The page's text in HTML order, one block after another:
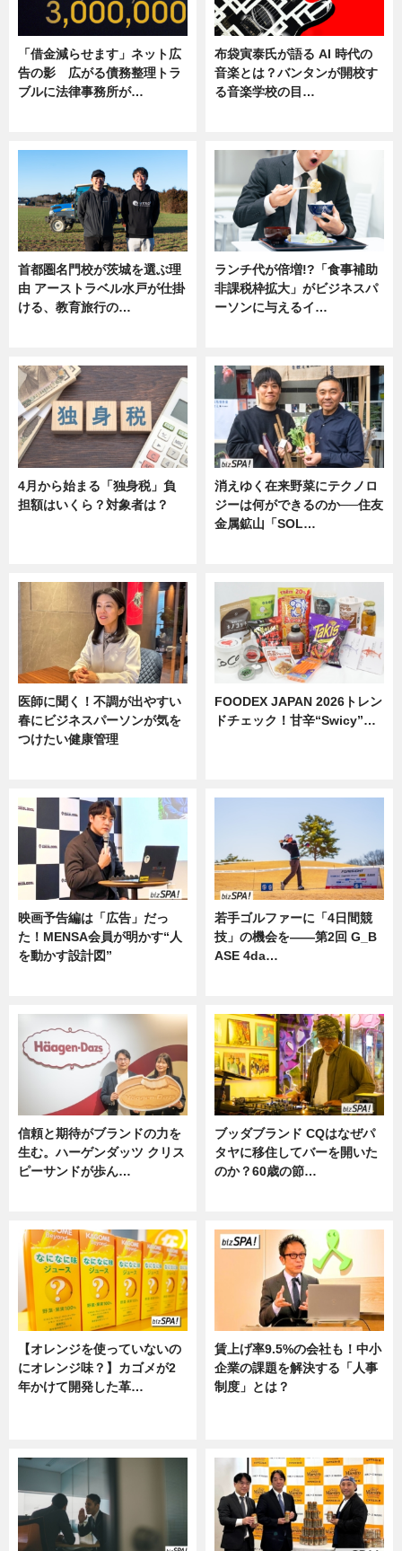
「借金減らせます」ネット広
告の影 広がる債務整理トラ
ブルに法律事務所が…
布袋寅泰氏が語る AI 時代の
音楽とは？バンタンが開校す
る音楽学校の目…
首都圏名門校が茨城を選ぶ理
由 アーストラベル水戸が仕掛
ける、教育旅行の…
ランチ代が倍増!?「食事補助
非課税枠拡大」がビジネスパ
ーソンに与えるイ…
4月から始まる「独身税」負
担額はいくら？対象者は？
消えゆく在来野菜にテクノロ
ジーは何ができるのか──住友
金属鉱山「SOL…
医師に聞く！不調が出やすい
春にビジネスパーソンが気を
つけたい健康管理
FOODEX JAPAN 2026トレン
ドチェック！甘辛“Swicy”…
映画予告編は「広告」だっ
た！MENSA会員が明かす“人
を動かす設計図”
若手ゴルファーに「4日間競
技」の機会を——第2回 G_B
ASE 4da…
信頼と期待がブランドの力を
生む。ハーゲンダッツ クリス
ピーサンドが歩ん…
ブッダブランド CQはなぜパ
タヤに移住してバーを開いた
のか？60歳の節…
【オレンジを使っていないの
にオレンジ味？】カゴメが2
年かけて開発した革…
賃上げ率9.5%の会社も！中小
企業の課題を解決する「人事
制度」とは？